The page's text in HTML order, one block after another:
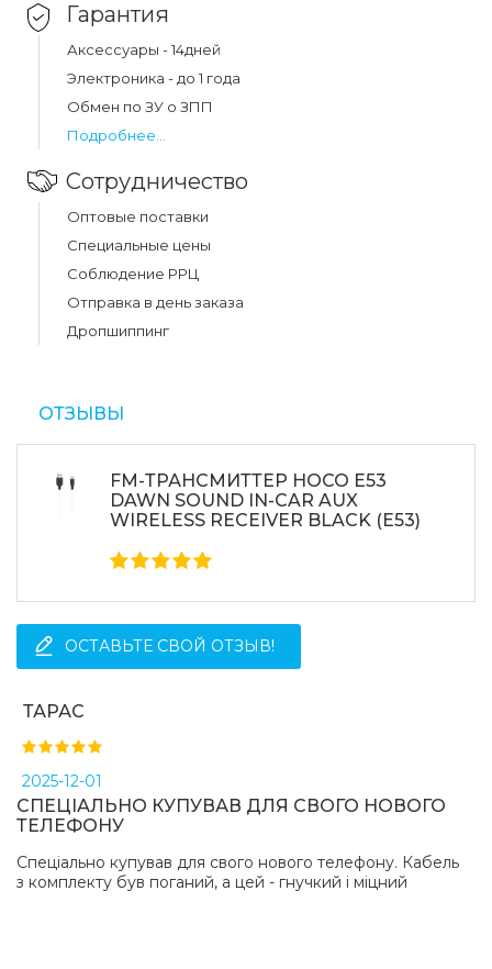
Гарантия
Аксессуары - 14дней
Электроника - до 1 года
Обмен по ЗУ о ЗПП
Подробнее...
Сотрудничество
Оптовые поставки
Специальные цены
Соблюдение РРЦ
Отправка в день заказа
Дропшиппинг
ОТЗЫВЫ
FM-ТРАНСМИТТЕР HOCO E53
DAWN SOUND IN-CAR AUX
WIRELESS RECEIVER BLACK (E53)
ОСТАВЬТЕ СВОЙ ОТЗЫВ!
ТАРАС
2025-12-01
СПЕЦІАЛЬНО КУПУВАВ ДЛЯ СВОГО НОВОГО
ТЕЛЕФОНУ
Спеціально купував для свого нового телефону. Кабель
з комплекту був поганий, а цей - гнучкий і міцний